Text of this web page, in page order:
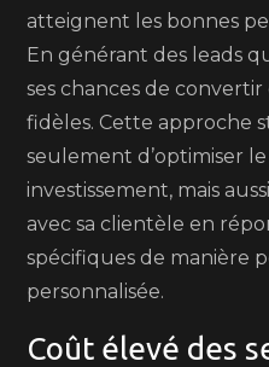
atteignent les bonnes
En générant des leads
ses chances de
fidèles. Cette approche
seulement d’optimiser
investissement, mais
avec sa clientèle en
spécifiques de manière
personnalisée.
Coût élevé des